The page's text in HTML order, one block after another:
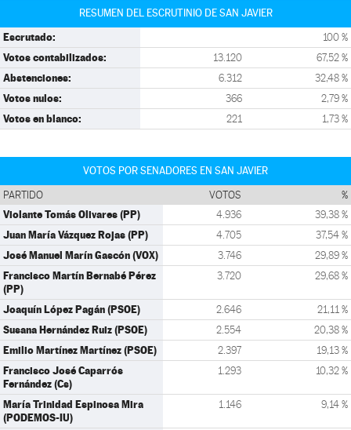
RESUMEN DEL ESCRUTINIO DE SAN JAVIER
Escrutado: 100 %
Votos contabilizados: 13.120 67,52 %
Abstenciones: 6.312 32,48 %
Votos nulos: 366 2,79 %
Votos en blanco: 221 1,73 %
VOTOS POR SENADORES EN SAN JAVIER
PARTIDO VOTOS %
Violante Tomás Olivares (PP) 4.936 39,38 %
Juan María Vázquez Rojas (PP) 4.705 37,54 %
José Manuel Marín Gascón (VOX) 3.746 29,89 %
Francisco Martín Bernabé Pérez
(PP)
3.720 29,68 %
Joaquín López Pagán (PSOE) 2.646 21,11 %
Susana Hernández Ruiz (PSOE) 2.554 20,38 %
Emilio Martínez Martínez (PSOE) 2.397 19,13 %
Francisco José Caparrós
Fernández (Cs)
1.293 10,32 %
María Trinidad Espinosa Mira
(PODEMOS-IU)
1.146 9,14 %